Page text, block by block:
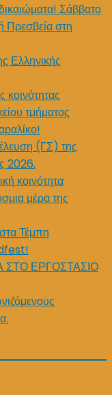
Σάββατο
Πρεσβεία στη
τμήματος
(ΓΣ) της
2026.
κοινότητα
μέρα της
Τέμπη
ΣΤΟ ΕΡΓΟΣΤΑΣΙΟ